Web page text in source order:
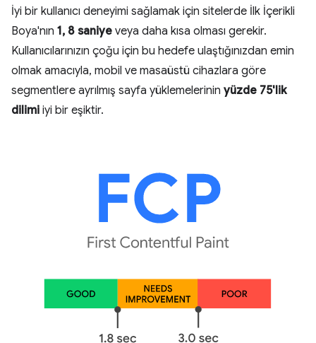
İyi bir kullanıcı deneyimi sağlamak için sitelerde İlk İçerikli
Boya'nın 1, 8 saniye veya daha kısa olması gerekir.
Kullanıcılarınızın çoğu için bu hedefe ulaştığınızdan emin
olmak amacıyla, mobil ve masaüstü cihazlara göre
segmentlere ayrılmış sayfa yüklemelerinin yüzde 75'lik
dilimi iyi bir eşiktir.